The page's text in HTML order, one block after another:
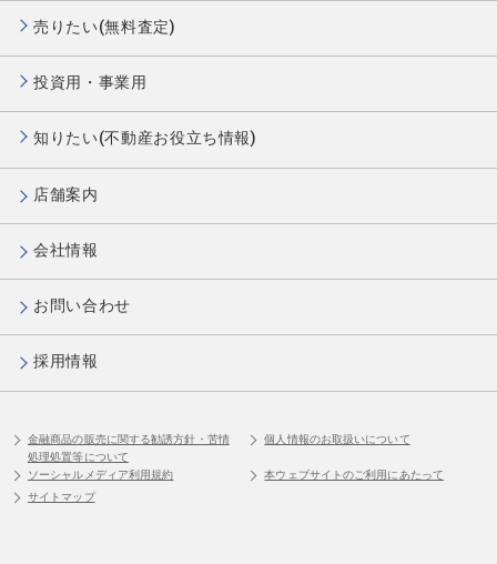
売りたい(無料査定)
投資用・事業用
知りたい(不動産お役立ち情報)
店舗案内
会社情報
お問い合わせ
採用情報
金融商品の販売に関する勧誘方針・苦情
処理処置等について
個人情報のお取扱いについて
ソーシャルメディア利用規約
本ウェブサイトのご利用にあたって
サイトマップ